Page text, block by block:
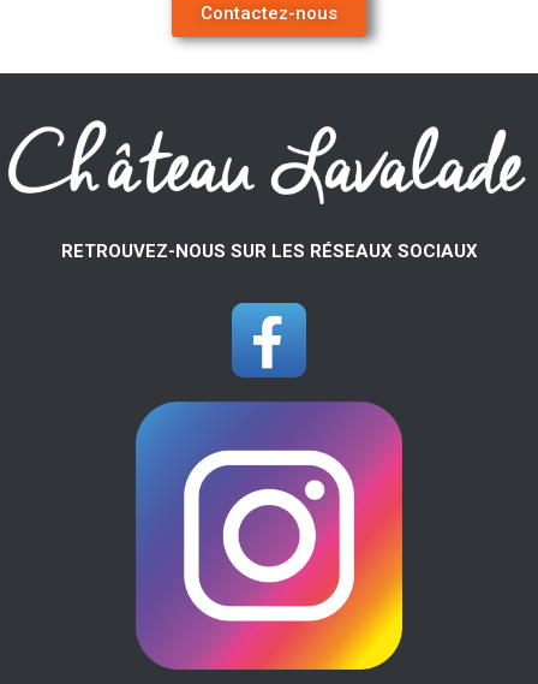
Contactez-nous
RETROUVEZ-NOUS SUR LES RÉSEAUX SOCIAUX